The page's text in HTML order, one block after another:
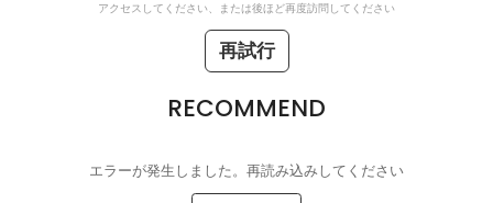
アクセスしてください、または後ほど再度訪問してください
再試行
RECOMMEND
エラーが発生しました。再読み込みしてください